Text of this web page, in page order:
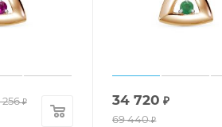
₽ 34 720 ₽
69 440₽